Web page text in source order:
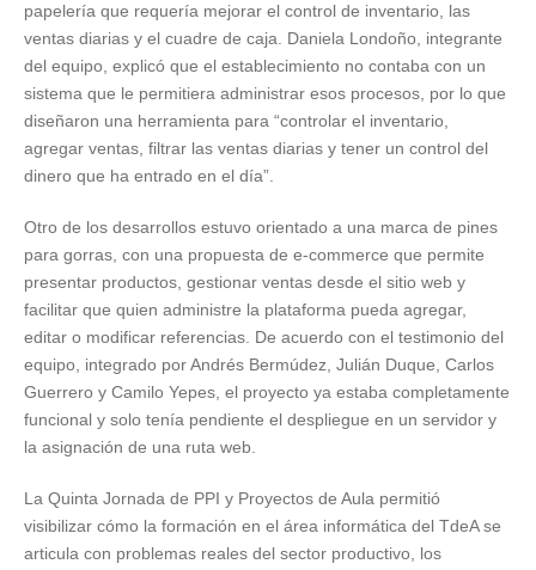
papelería que requería mejorar el control de inventario, las
ventas diarias y el cuadre de caja. Daniela Londoño, integrante
del equipo, explicó que el establecimiento no contaba con un
sistema que le permitiera administrar esos procesos, por lo que
diseñaron una herramienta para “controlar el inventario,
agregar ventas, filtrar las ventas diarias y tener un control del
dinero que ha entrado en el día”.
Otro de los desarrollos estuvo orientado a una marca de pines
para gorras, con una propuesta de e-commerce que permite
presentar productos, gestionar ventas desde el sitio web y
facilitar que quien administre la plataforma pueda agregar,
editar o modificar referencias. De acuerdo con el testimonio del
equipo, integrado por Andrés Bermúdez, Julián Duque, Carlos
Guerrero y Camilo Yepes, el proyecto ya estaba completamente
funcional y solo tenía pendiente el despliegue en un servidor y
la asignación de una ruta web.
La Quinta Jornada de PPI y Proyectos de Aula permitió
visibilizar cómo la formación en el área informática del TdeA se
articula con problemas reales del sector productivo, los